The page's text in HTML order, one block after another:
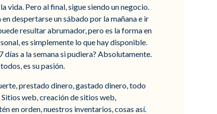
vida. Pero al final, sigue siendo un negocio.
despertarse un sábado por la mañana e ir
resultar abrumador, pero es la forma en
es simplemente lo que hay disponible.
días a la semana si pudiera? Absolutamente.
es su pasión.
prestado dinero, gastado dinero, todo
Sitios web, creación de sitios web,
en orden, nuestros inventarios, cosas así.